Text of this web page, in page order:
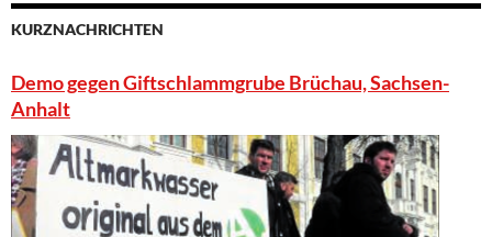
KURZNACHRICHTEN
Demo gegen Giftschlammgrube Brüchau, Sachsen-
Anhalt